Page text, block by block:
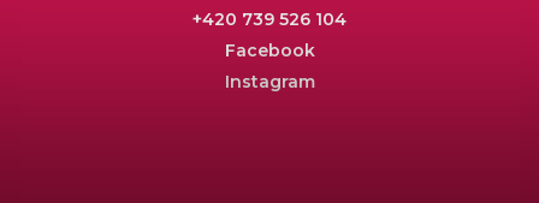
+420 739 526 104
Facebook
Instagram